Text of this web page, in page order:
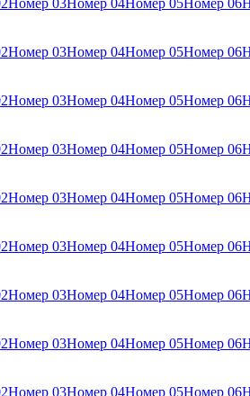
Номер 03Номер 04Номер 05Номер 06
Номер 03Номер 04Номер 05Номер 06
Номер 03Номер 04Номер 05Номер 06
Номер 03Номер 04Номер 05Номер 06
Номер 03Номер 04Номер 05Номер 06
Номер 03Номер 04Номер 05Номер 06
Номер 03Номер 04Номер 05Номер 06
Номер 03Номер 04Номер 05Номер 06
Номер 03Номер 04Номер 05Номер 06